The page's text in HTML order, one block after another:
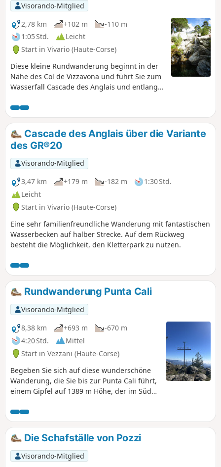
Visorando-Mitglied
2,78 km
+102 m
-110 m
1:05 Std.
Leicht
Start in Vivario (Haute-Corse)
Diese kleine Rundwanderung beginnt in der
Nähe des Col de Vizzavona und führt Sie zum
Wasserfall Cascade des Anglais und entlang
Becken, die zum Baden einladen. Der Aufstieg
erfolgt über einen einfachen Waldweg.
Cascade des Anglais über die Variante
des GR®20
Visorando-Mitglied
3,47 km
+179 m -182 m
1:30 Std.
Leicht
Start in Vivario (Haute-Corse)
Eine sehr familienfreundliche Wanderung mit fantastischen
Wasserbecken auf halber Strecke. Auf dem Rückweg
besteht die Möglichkeit, den Kletterpark zu nutzen.
Rundwanderung Punta Cali
Visorando-Mitglied
8,38 km
+693 m
-670 m
4:20 Std.
Mittel
Start in Vezzani (Haute-Corse)
Begeben Sie sich auf diese wunderschöne
Wanderung, die Sie bis zur Punta Cali führt,
einem Gipfel auf 1389 m Höhe, der im Süden
Gemeinde Pietroso begrenzt. Dieser Weg
wechselt zwischen Waldpassagen mit
majestätischen Lariccio-Kiefern und
offeneren, felsigen Abschnitten. Er bietet
Ihnen außergewöhnliche Ausblicke mit
einem 360°-Panorama auf die wichtigsten
Die Schafställe von Pozzi
Visorando-Mitglied